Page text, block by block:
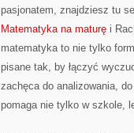
pasjonatem, znajdziesz tu
Matematyka na maturę i
matematyka to nie tylko
pisane tak, by łączyć
zachęca do analizowania,
pomaga nie tylko w szkole,